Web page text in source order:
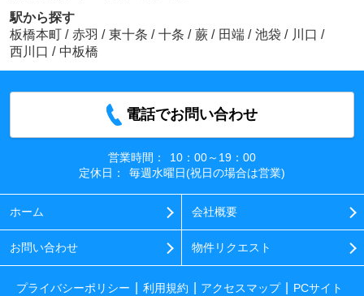
駅から探す
板橋本町 / 赤羽 / 東十条 / 十条 / 蕨 / 田端 / 池袋 / 川口 /
西川口 / 中板橋
電話でお問い合わせ
営業時間：
10：00～19：00
定休日：
毎週水曜日(祝日の場合は営業)
ホーム 会社概要
お問い合わせ 物件リクエスト
プライバシーポリシー 利用規約 アクセスマップ PCサイト